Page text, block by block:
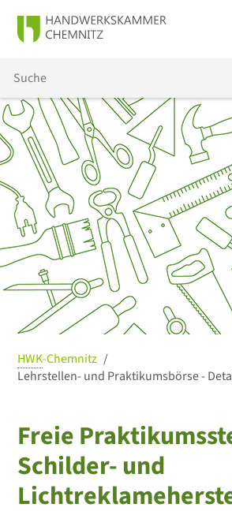
HWK-Chemnitz
Lehrstellen- und Praktikumsbörse -
Freie
Schilder- und